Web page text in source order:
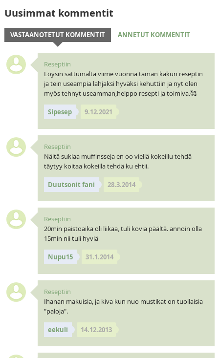
Uusimmat kommentit
VASTAANOTETUT KOMMENTIT ANNETUT KOMMENTIT
Reseptiin
Löysin sattumalta viime vuonna tämän kakun reseptin
ja tein useampia lahjaksi hyväksi kehuttiin ja nyt olen
myös tehnyt useamman,helppo resepti ja toimiva.🥰
Sipesep 9.12.2021
Reseptiin
Näitä suklaa muffinsseja en oo viellä kokeillu tehdä
täytyy koitaa kokeilla tehdä ku ehtii.
Duutsonit fani 28.3.2014
Reseptiin
20min paistoaika oli liikaa, tuli kovia päältä. annoin olla
15min nii tuli hyviä
Nupu15 31.1.2014
Reseptiin
Ihanan makuisia, ja kiva kun nuo mustikat on tuollaisia
"paloja".
eekuli 14.12.2013